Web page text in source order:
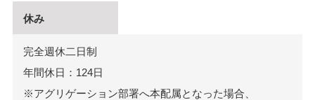
休み
完全週休二日制
年間休日：124日
※アグリゲーション部署へ本配属となった場合、